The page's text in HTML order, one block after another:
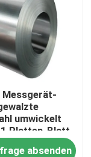
Messgerät-
umwickelt
Platten-Blatt-
Streifen
absenden